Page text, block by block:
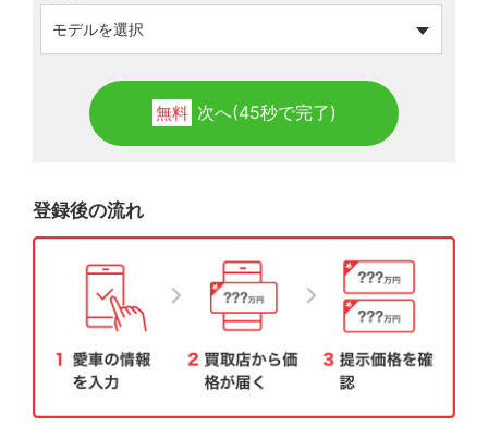
無料 次へ(45秒で完了)
登録後の流れ